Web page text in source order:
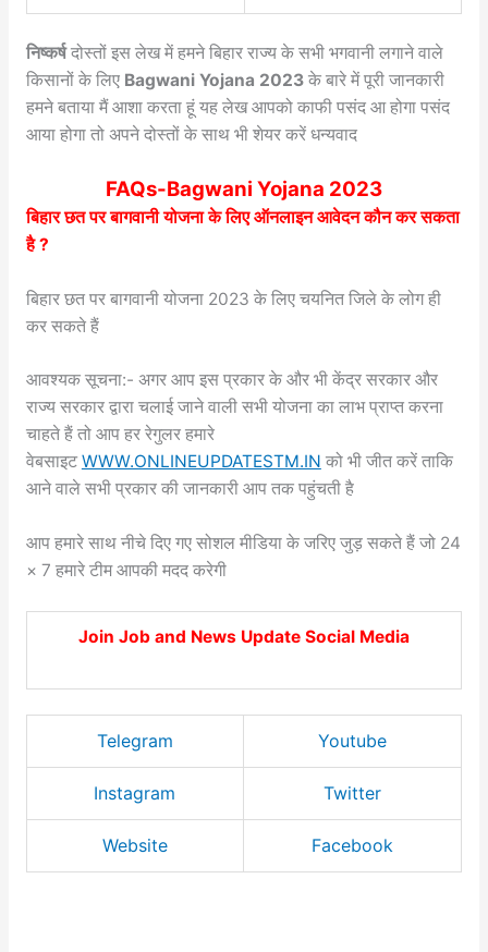
निष्कर्षदोस्तों इस लेख में हमने बिहार राज्य के सभी भगवानी लगाने वाले
किसानों के लिए Bagwani Yojana 2023के बारे में पूरी जानकारी
हमने बताया मैं आशा करता हूं यह लेख आपको काफी पसंद आ होगा पसंद
आया होगा तो अपने दोस्तों के साथ भी शेयर करें धन्यवाद
FAQs-Bagwani Yojana 2023
बिहार छत पर बागवानी योजना के लिए ऑनलाइन आवेदन कौन कर सकता
है ?
बिहार छत पर बागवानी योजना 2023 के लिए चयनित जिले के लोग ही
कर सकते हैं
आवश्यक सूचना:- अगर आप इस प्रकार के और भी केंद्र सरकार और
राज्य सरकार द्वारा चलाई जाने वाली सभी योजना का लाभ प्राप्त करना
चाहते हैं तो आप हर रेगुलर हमारे
वेबसाइटWWW.ONLINEUPDATESTM.IN को भी जीत करें ताकि
आने वाले सभी प्रकार की जानकारी आप तक पहुंचती है
आप हमारे साथ नीचे दिए गए सोशल मीडिया के जरिए जुड़ सकते हैं जो 24
× 7 हमारे टीम आपकी मदद करेगी
Join Job and News Update Social Media
Telegram Youtube
Instagram Twitter
Website Facebook